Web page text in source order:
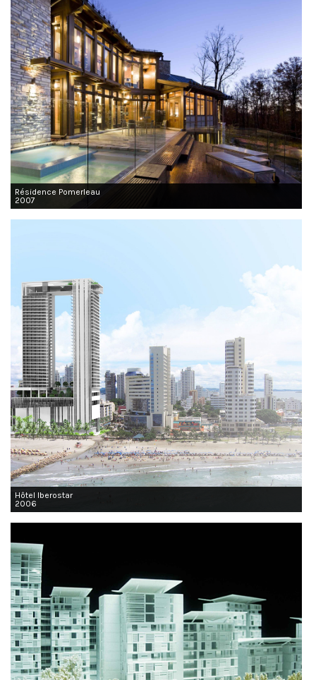
Résidence Pomerleau
2007
Hôtel Iberostar
2006